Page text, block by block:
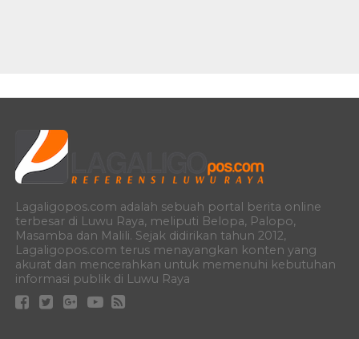
Lagaligopos.com adalah sebuah portal berita online
terbesar di Luwu Raya, meliputi Belopa, Palopo,
Masamba dan Malili. Sejak didirikan tahun 2012,
Lagaligopos.com terus menayangkan konten yang
akurat dan mencerahkan untuk memenuhi kebutuhan
informasi publik di Luwu Raya